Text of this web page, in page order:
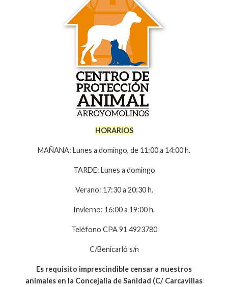
HORARIOS
MAÑANA: Lunes a domingo, de 11:00 a 14:00 h.
TARDE: Lunes a domingo
Verano: 17:30 a 20:30 h.
Invierno: 16:00 a 19:00 h.
Teléfono CPA 91 4923780
C/Benicarló s/n
Es requisito imprescindible censar a nuestros
animales en la Concejalía de Sanidad (C/ Carcavillas